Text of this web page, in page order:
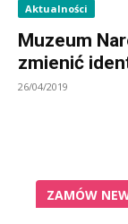
Aktualności
Muzeum
zmienić
26/04/2019
ZAMÓW